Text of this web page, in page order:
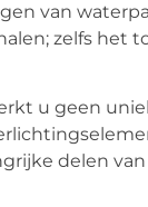
van
zelfs het
u geen
delen